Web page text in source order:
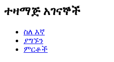
ተዛማጅ አገናኞች
ስለ እኛ
ያግኙን
ምርቶች